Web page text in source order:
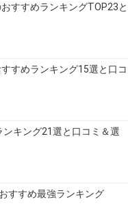
すすめランキングTOP23と
すめランキング15選と口コ
ンキング21選と口コミ＆選
すすめ最強ランキング